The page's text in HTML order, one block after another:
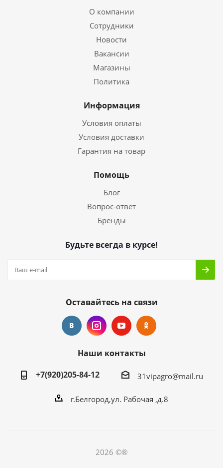
О компании
Сотрудники
Новости
Вакансии
Магазины
Политика
Информация
Условия оплаты
Условия доставки
Гарантия на товар
Помощь
Блог
Вопрос-ответ
Бренды
Будьте всегда в курсе!
Оставайтесь на связи
Наши контакты
+7(920)205-84-12
31vipagro@mail.ru
г.Белгород,ул. Рабочая ,д.8
2026 ©®